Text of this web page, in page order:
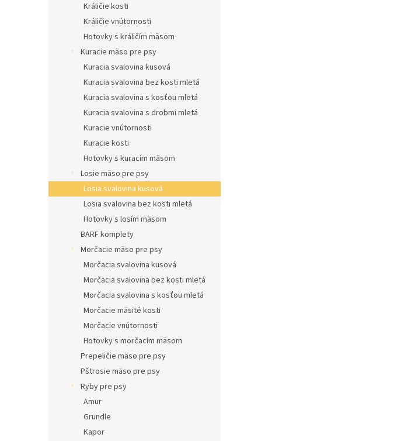
Králičie kosti
Králičie vnútornosti
Hotovky s králičím mäsom
Kuracie mäso pre psy
Kuracia svalovina kusová
Kuracia svalovina bez kosti mletá
Kuracia svalovina s kosťou mletá
Kuracia svalovina s drobmi mletá
Kuracie vnútornosti
Kuracie kosti
Hotovky s kuracím mäsom
Losie mäso pre psy
Losia svalovina kusová
Losia svalovina bez kosti mletá
Hotovky s losím mäsom
BARF komplety
Morčacie mäso pre psy
Morčacia svalovina kusová
Morčacia svalovina bez kosti mletá
Morčacia svalovina s kosťou mletá
Morčacie mäsité kosti
Morčacie vnútornosti
Hotovky s morčacím mäsom
Prepeličie mäso pre psy
Pštrosie mäso pre psy
Ryby pre psy
Amur
Grundle
Kapor